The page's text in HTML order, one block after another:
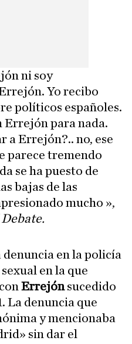
ni soy
Yo recibo
políticos españoles.
Errejón para nada.
a Errejón?.. no, ese
parece tremendo
se ha puesto de
bajas de las
mucho »,
Debate.
en la policía
en la que
Errejónsucedido
La denuncia que
y mencionaba
sin dar el